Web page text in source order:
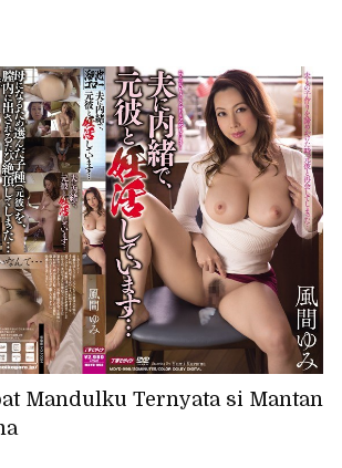
Mandulku Ternyata si Mantan